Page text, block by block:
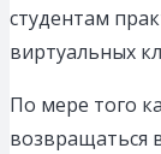
студентам
виртуальных
По мере того
возвращаться